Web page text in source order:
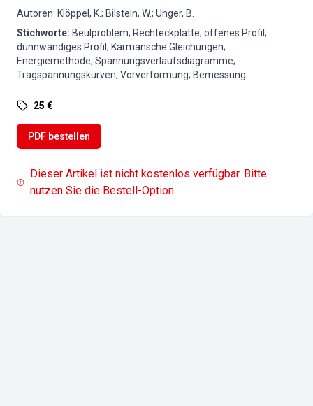
Autoren: Klöppel, K.; Bilstein, W.; Unger, B.
Stichworte: Beulproblem; Rechteckplatte; offenes Profil;
dünnwandiges Profil; Karmansche Gleichungen;
Energiemethode; Spannungsverlaufsdiagramme;
Tragspannungskurven; Vorverformung; Bemessung
25 €
PDF bestellen
Dieser Artikel ist nicht kostenlos verfügbar. Bitte
nutzen Sie die Bestell-Option.